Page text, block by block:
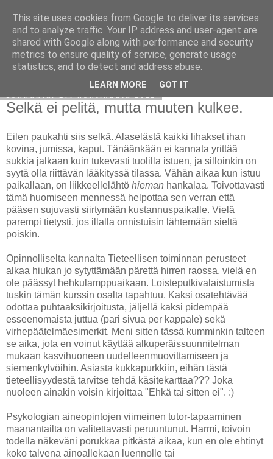
Avoin blogiskelija
Selkä ei pelitä, mutta muuten kulkee.
Eilen paukahti siis selkä. Alaselästä kaikki lihakset ihan
kovina, jumissa, kaput. Tänäänkään ei kannata yrittää
sukkia jalkaan kuin tukevasti tuolilla istuen, ja silloinkin on
syytä olla riittävän lääkityssä tilassa. Vähän aikaa kun istuu
paikallaan, on liikkeellelähtö hieman hankalaa. Toivottavasti
tämä huomiseen mennessä helpottaa sen verran että
pääsen sujuvasti siirtymään kustannuspaikalle. Vielä
parempi tietysti, jos illalla onnistuisin lähtemään sieltä
poiskin.
Opinnolliselta kannalta Tieteellisen toiminnan perusteet
alkaa hiukan jo sytyttämään pärettä hirren raossa, vielä en
ole päässyt hehkulamppuaikaan. Loisteputkivalaistumista
tuskin tämän kurssin osalta tapahtuu. Kaksi osatehtävää
odottaa puhtaaksikirjoitusta, jäljellä kaksi pidempää
esseenomaista juttua (pari sivua per kappale) sekä
virhepäätelmäesimerkit. Meni sitten tässä kumminkin talteen
se aika, jota en voinut käyttää alkuperäissuunnitelman
mukaan kasvihuoneen uudelleenmuovittamiseen ja
siemenkylvöihin. Asiasta kukkapurkkiin, eihän tästä
tieteellisyydestä tarvitse tehdä käsitekarttaa??? Joka
nuoleen ainakin voisin kirjoittaa "Ehkä tai sitten ei". :)
Psykologian aineopintojen viimeinen tutor-tapaaminen
maanantailta on valitettavasti peruuntunut. Harmi, toivoin
todella näkeväni porukkaa pitkästä aikaa, kun en ole ehtinyt
koko talvena ainoallekaan luennolle tai
This site uses cookies from Google to deliver its services
and to analyze traffic. Your IP address and user-agent are
shared with Google along with performance and security
metrics to ensure quality of service, generate usage
statistics, and to detect and address abuse.
LEARN MORE GOT IT